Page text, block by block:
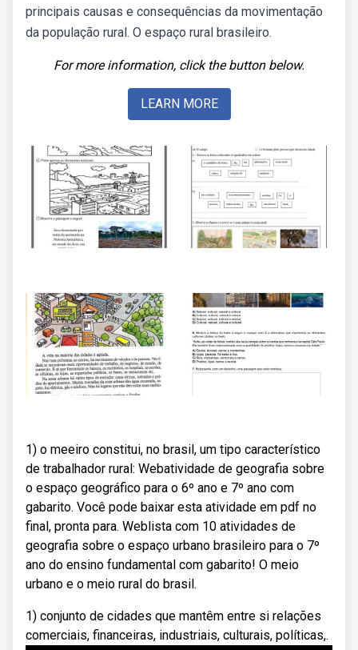
principais causas e consequências da movimentação
da população rural. O espaço rural brasileiro.
For more information, click the button below.
LEARN MORE
1) o meeiro constitui, no brasil, um tipo característico
de trabalhador rural: Webatividade de geografia sobre
o espaço geográfico para o 6º ano e 7º ano com
gabarito. Você pode baixar esta atividade em pdf no
final, pronta para. Weblista com 10 atividades de
geografia sobre o espaço urbano brasileiro para o 7º
ano do ensino fundamental com gabarito! O meio
urbano e o meio rural do brasil.
1) conjunto de cidades que mantêm entre si relações
comerciais, financeiras, industriais, culturais, políticas,.